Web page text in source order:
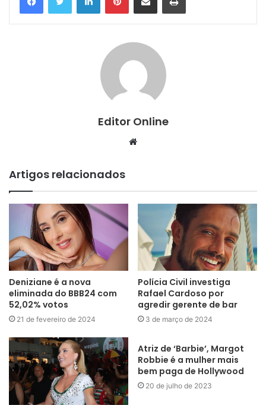
Editor Online
Website
Artigos relacionados
Deniziane é a nova
eliminada do BBB24 com
52,02% votos
21 de fevereiro de 2024
Polícia Civil investiga
Rafael Cardoso por
agredir gerente de bar
3 de março de 2024
Atriz de ‘Barbie’, Margot
Robbie é a mulher mais
bem paga de Hollywood
20 de julho de 2023